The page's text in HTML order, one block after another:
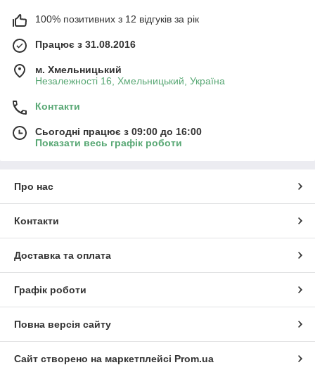
100% позитивних з 12 відгуків за рік
Працює з 31.08.2016
м. Хмельницький
Незалежності 16, Хмельницький, Україна
Контакти
Сьогодні працює з 09:00 до 16:00
Показати весь графік роботи
Про нас
Контакти
Доставка та оплата
Графік роботи
Повна версія сайту
Сайт створено на маркетплейсі Prom.ua